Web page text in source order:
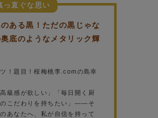
っ直ぐな思い
のある黒！ただの黒じゃな
底のようなメタリック輝
！題目！桜梅桃李.comの島幸
高級感が欲しい」「毎日開く厨
こだわりを持ちたい」——そ
あなたへ、私が自信を持って